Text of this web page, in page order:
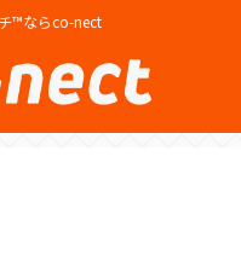
™ならco-nect